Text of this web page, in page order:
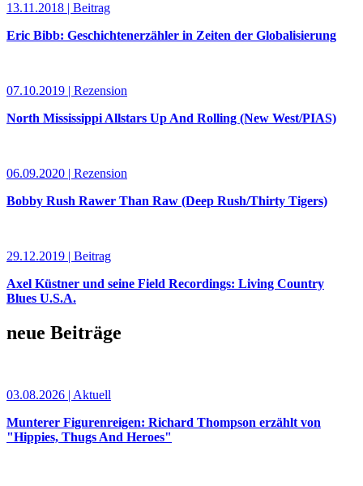
13.11.2018 | Beitrag
Eric Bibb: Geschichtenerzähler in Zeiten der Globalisierung
07.10.2019 | Rezension
North Mississippi Allstars Up And Rolling (New West/PIAS)
06.09.2020 | Rezension
Bobby Rush Rawer Than Raw (Deep Rush/Thirty Tigers)
29.12.2019 | Beitrag
Axel Küstner und seine Field Recordings: Living Country
Blues U.S.A.
neue Beiträge
03.08.2026 | Aktuell
Munterer Figurenreigen: Richard Thompson erzählt von
"Hippies, Thugs And Heroes"